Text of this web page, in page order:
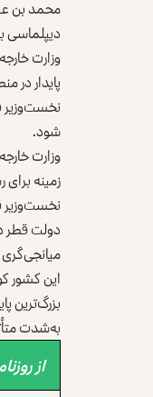
محمد بن
دیپلماسی
وزارت
پایدار در
نخست‌وزیر
شود.
وزارت
زمینه
نخست‌وزیر
این کشور
بزرگ‌ترین
به‌شدت
از